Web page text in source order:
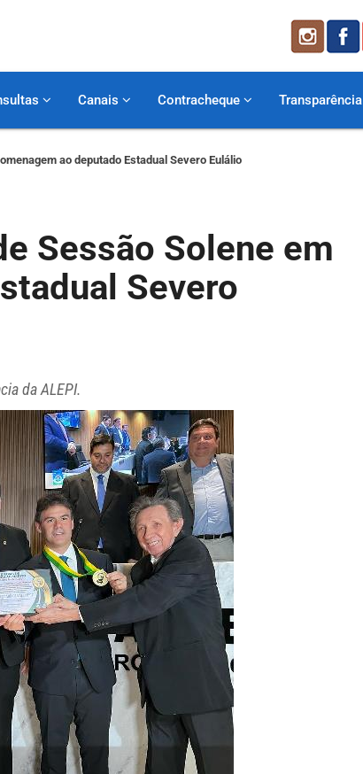
Canais Contracheque Transparência
ao deputado Estadual Severo Eulálio
Sessão Solene em
Severo
da ALEPI.